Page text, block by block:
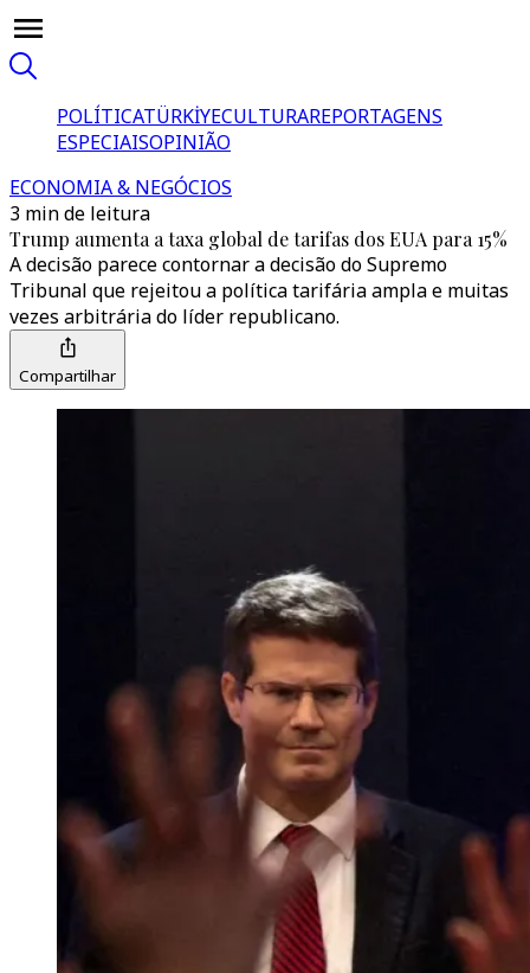
POLÍTICATÜRKİYECULTURAREPORTAGENS
ESPECIAISOPINIÃO
ECONOMIA & NEGÓCIOS
3 min de leitura
Trump aumenta a taxa global de tarifas dos EUA para 15%
A decisão parece contornar a decisão do Supremo
Tribunal que rejeitou a política tarifária ampla e muitas
vezes arbitrária do líder republicano.
Compartilhar